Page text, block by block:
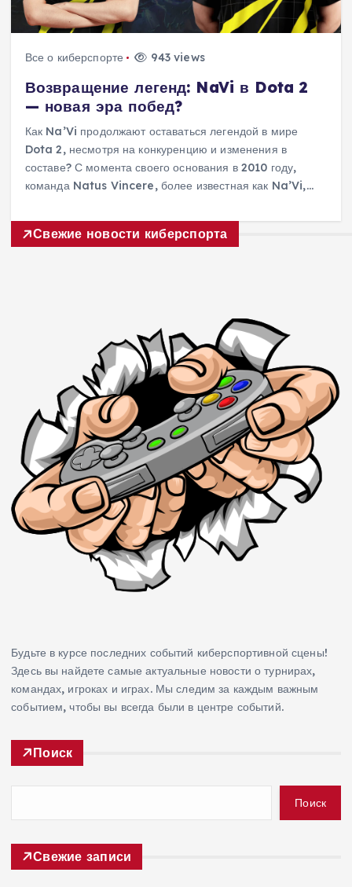
Все о киберспорте 943 views
Возвращение легенд: NaVi в Dota 2
— новая эра побед?
Как Na’Vi продолжают оставаться легендой в мире
Dota 2, несмотря на конкуренцию и изменения в
составе? С момента своего основания в 2010 году,
команда Natus Vincere, более известная как Na’Vi,…
Свежие новости киберспорта
Будьте в курсе последних событий киберспортивной сцены!
Здесь вы найдете самые актуальные новости о турнирах,
командах, игроках и играх. Мы следим за каждым важным
событием, чтобы вы всегда были в центре событий.
Поиск
Поиск
Свежие записи